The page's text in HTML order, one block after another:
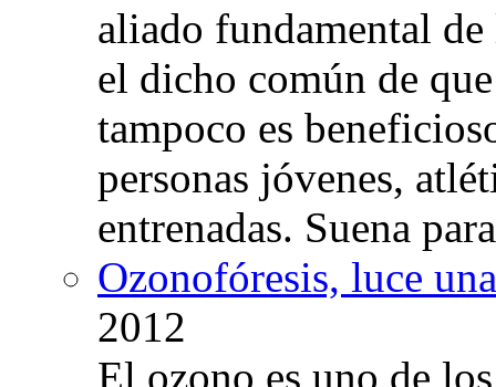
aliado fundamental
el dicho común de
tampoco es
personas jóvenes,
entrenadas. Suena
Ozonofóresis, luce
2012
El ozono es uno de